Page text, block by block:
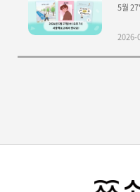
5월
2026-